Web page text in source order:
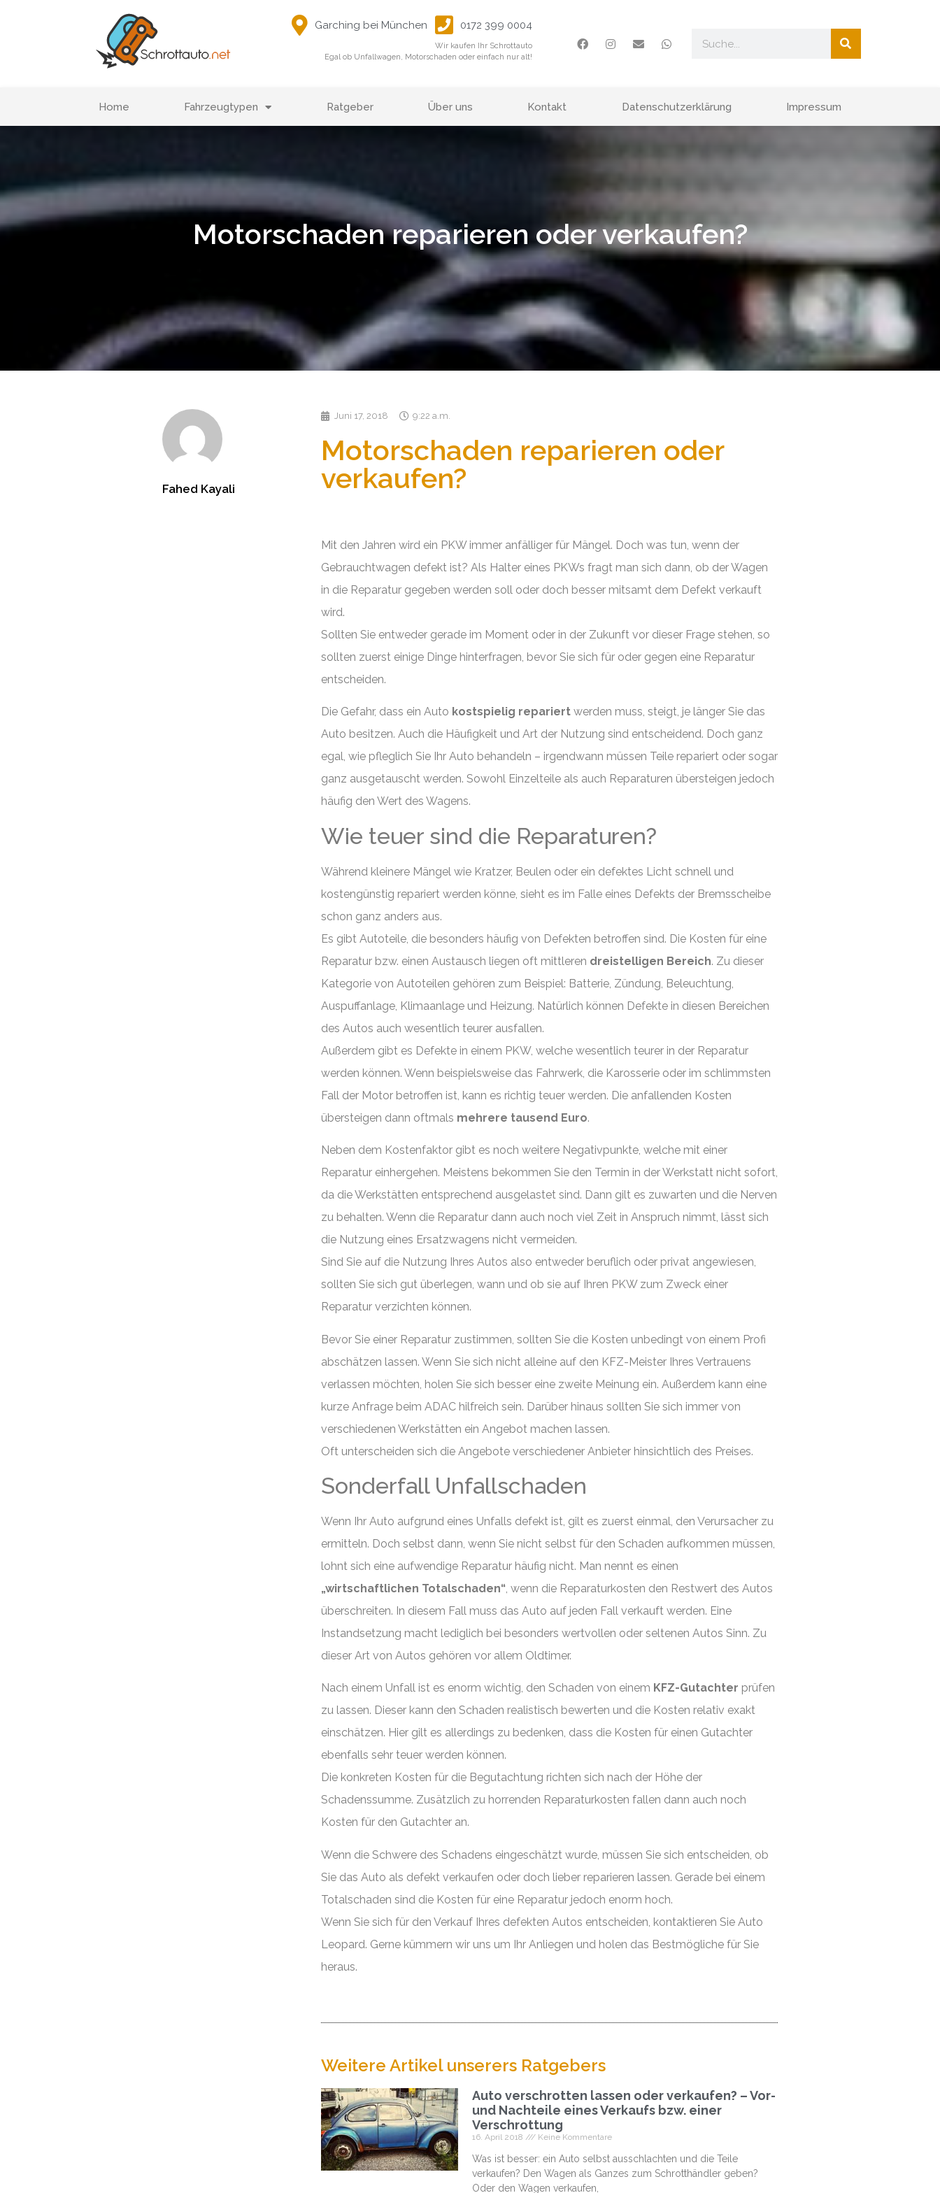
Garching bei München 0172 399 0004
Wir kaufen Ihr Schrottauto
Egal ob Unfallwagen, Motorschaden oder einfach nur alt!
Home Fahrzeugtypen Ratgeber Über uns Kontakt Datenschutzerklärung Impressum
Motorschaden reparieren oder verkaufen?
Fahed Kayali
Juni 17, 2018 9:22 a.m.
Motorschaden reparieren oder
verkaufen?
Mit den Jahren wird ein PKW immer anfälliger für Mängel. Doch was tun, wenn der
Gebrauchtwagen defekt ist? Als Halter eines PKWs fragt man sich dann, ob der Wagen
in die Reparatur gegeben werden soll oder doch besser mitsamt dem Defekt verkauft
wird.
Sollten Sie entweder gerade im Moment oder in der Zukunft vor dieser Frage stehen, so
sollten zuerst einige Dinge hinterfragen, bevor Sie sich für oder gegen eine Reparatur
entscheiden.
Die Gefahr, dass ein Auto kostspielig repariertwerden muss, steigt, je länger Sie das
Auto besitzen. Auch die Häufigkeit und Art der Nutzung sind entscheidend. Doch ganz
egal, wie pfleglich Sie Ihr Auto behandeln – irgendwann müssen Teile repariert oder sogar
ganz ausgetauscht werden. Sowohl Einzelteile als auch Reparaturen übersteigen jedoch
häufig den Wert des Wagens.
Wie teuer sind die Reparaturen?
Während kleinere Mängel wie Kratzer, Beulen oder ein defektes Licht schnell und
kostengünstig repariert werden könne, sieht es im Falle eines Defekts der Bremsscheibe
schon ganz anders aus.
Es gibt Autoteile, die besonders häufig von Defekten betroffen sind. Die Kosten für eine
Reparatur bzw. einen Austausch liegen oft mittleren dreistelligen Bereich. Zu dieser
Kategorie von Autoteilen gehören zum Beispiel: Batterie, Zündung, Beleuchtung,
Auspuffanlage, Klimaanlage und Heizung. Natürlich können Defekte in diesen Bereichen
des Autos auch wesentlich teurer ausfallen.
Außerdem gibt es Defekte in einem PKW, welche wesentlich teurer in der Reparatur
werden können. Wenn beispielsweise das Fahrwerk, die Karosserie oder im schlimmsten
Fall der Motor betroffen ist, kann es richtig teuer werden. Die anfallenden Kosten
übersteigen dann oftmals mehrere tausend Euro.
Neben dem Kostenfaktor gibt es noch weitere Negativpunkte, welche mit einer
Reparatur einhergehen. Meistens bekommen Sie den Termin in der Werkstatt nicht sofort,
da die Werkstätten entsprechend ausgelastet sind. Dann gilt es zuwarten und die Nerven
zu behalten. Wenn die Reparatur dann auch noch viel Zeit in Anspruch nimmt, lässt sich
die Nutzung eines Ersatzwagens nicht vermeiden.
Sind Sie auf die Nutzung Ihres Autos also entweder beruflich oder privat angewiesen,
sollten Sie sich gut überlegen, wann und ob sie auf Ihren PKW zum Zweck einer
Reparatur verzichten können.
Bevor Sie einer Reparatur zustimmen, sollten Sie die Kosten unbedingt von einem Profi
abschätzen lassen. Wenn Sie sich nicht alleine auf den KFZ-Meister Ihres Vertrauens
verlassen möchten, holen Sie sich besser eine zweite Meinung ein. Außerdem kann eine
kurze Anfrage beim ADAC hilfreich sein. Darüber hinaus sollten Sie sich immer von
verschiedenen Werkstätten ein Angebot machen lassen.
Oft unterscheiden sich die Angebote verschiedener Anbieter hinsichtlich des Preises.
Sonderfall Unfallschaden
Wenn Ihr Auto aufgrund eines Unfalls defekt ist, gilt es zuerst einmal, den Verursacher zu
ermitteln. Doch selbst dann, wenn Sie nicht selbst für den Schaden aufkommen müssen,
lohnt sich eine aufwendige Reparatur häufig nicht. Man nennt es einen
„wirtschaftlichen Totalschaden“, wenn die Reparaturkosten den Restwert des Autos
überschreiten. In diesem Fall muss das Auto auf jeden Fall verkauft werden. Eine
Instandsetzung macht lediglich bei besonders wertvollen oder seltenen Autos Sinn. Zu
dieser Art von Autos gehören vor allem Oldtimer.
Nach einem Unfall ist es enorm wichtig, den Schaden von einem KFZ-Gutachter prüfen
zu lassen. Dieser kann den Schaden realistisch bewerten und die Kosten relativ exakt
einschätzen. Hier gilt es allerdings zu bedenken, dass die Kosten für einen Gutachter
ebenfalls sehr teuer werden können.
Die konkreten Kosten für die Begutachtung richten sich nach der Höhe der
Schadenssumme. Zusätzlich zu horrenden Reparaturkosten fallen dann auch noch
Kosten für den Gutachter an.
Wenn die Schwere des Schadens eingeschätzt wurde, müssen Sie sich entscheiden, ob
Sie das Auto als defekt verkaufen oder doch lieber reparieren lassen. Gerade bei einem
Totalschaden sind die Kosten für eine Reparatur jedoch enorm hoch.
Wenn Sie sich für den Verkauf Ihres defekten Autos entscheiden, kontaktieren Sie Auto
Leopard. Gerne kümmern wir uns um Ihr Anliegen und holen das Bestmögliche für Sie
heraus.
Weitere Artikel unserers Ratgebers
Auto verschrotten lassen oder verkaufen? – Vor-
und Nachteile eines Verkaufs bzw. einer
Verschrottung
16. April 2018 Keine Kommentare
Was ist besser: ein Auto selbst ausschlachten und die Teile
verkaufen? Den Wagen als Ganzes zum Schrotthändler geben?
Oder den Wagen verkaufen,